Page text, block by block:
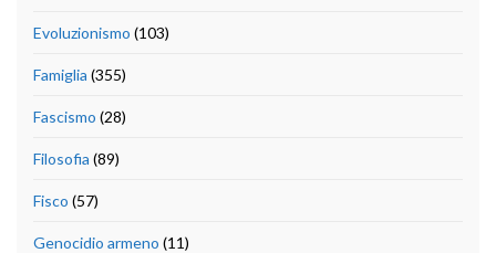
Evoluzionismo (103)
Famiglia (355)
Fascismo (28)
Filosofia (89)
Fisco (57)
Genocidio armeno (11)